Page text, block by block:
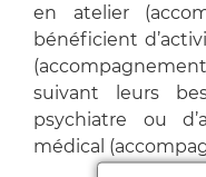
en atelier
bénéficient
suivant leurs
psychiatre ou
médical